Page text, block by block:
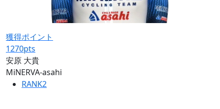
獲得ポイント
1270pts
安原 大貴
MiNERVA-asahi
RANK2